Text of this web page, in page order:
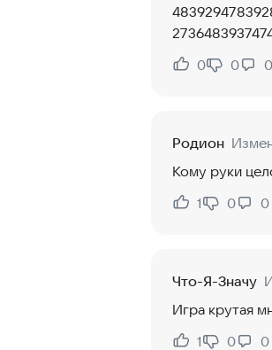
Нравится:
0
Не
0 0
Родион
Кому руки
Нравится:
1
Не
0 0
Что-Я-Значу
Игра крутая
1 0 0